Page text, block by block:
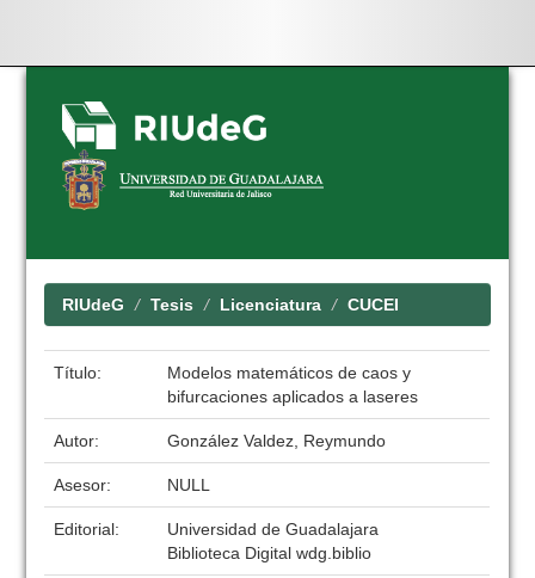
Skip
navigation
RIUdeG Tesis Licenciatura CUCEI
Título:
Modelos matemáticos de caos y
bifurcaciones aplicados a laseres
Autor: González Valdez, Reymundo
Asesor: NULL
Editorial:
Universidad de Guadalajara
Biblioteca Digital wdg.biblio